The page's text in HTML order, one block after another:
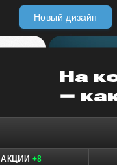
Новый дизайн
АКЦИИ +8